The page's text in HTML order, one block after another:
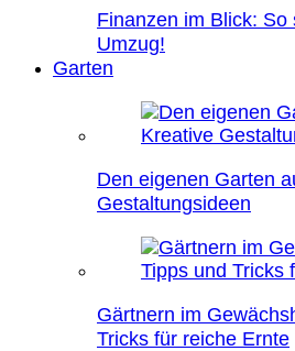
Finanzen im Blick:
Umzug!
Garten
Den eigenen Garten
Gestaltungsideen
Gärtnern im
Tricks für reiche Ernte